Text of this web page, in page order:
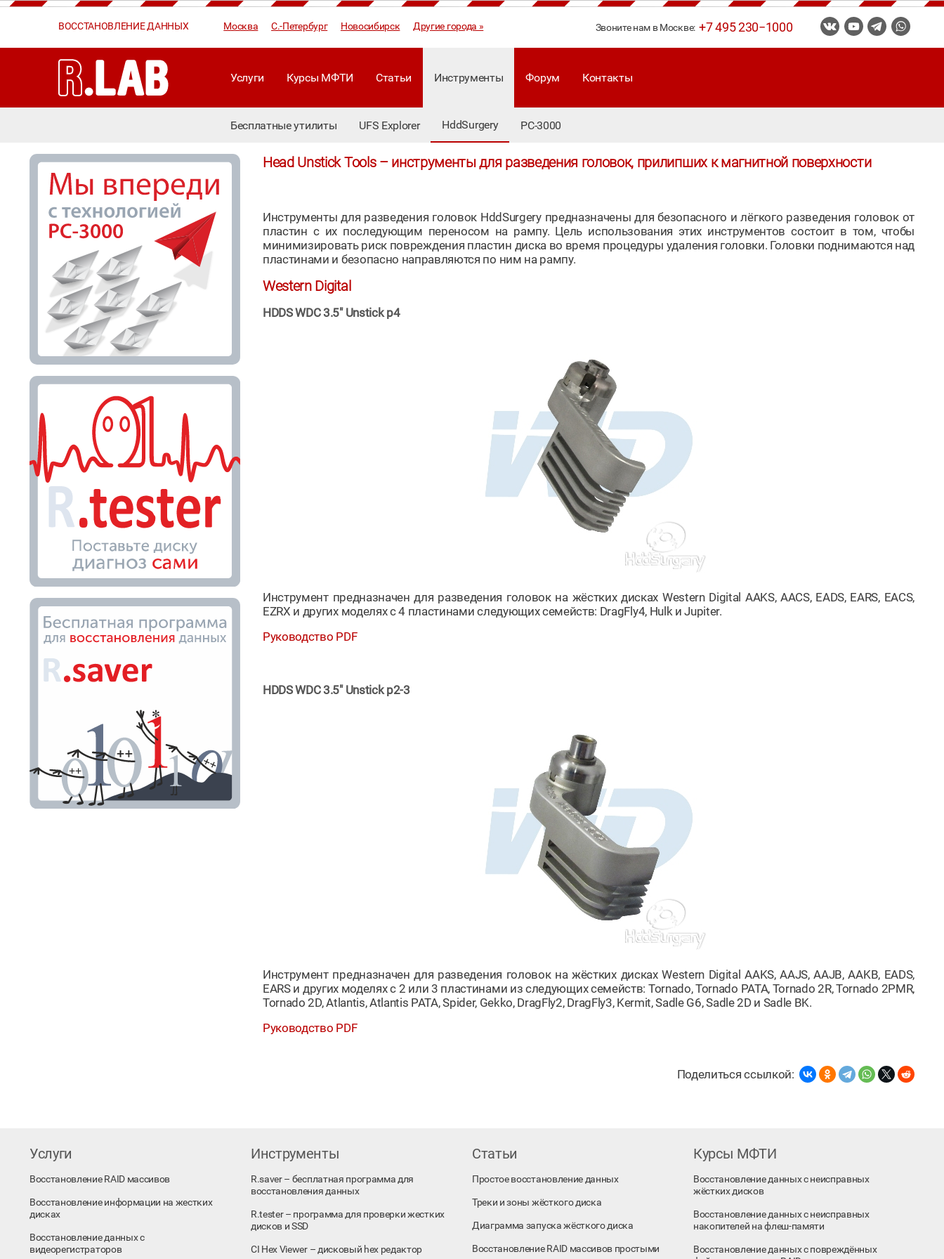
ВОССТАНОВЛЕНИЕ ДАННЫХ Москва С.-Петербург Новосибирск Другие города » Звоните нам в Москве:+7 495 230−1000
Услуги Курсы МФТИ Статьи Инструменты
Бесплатные утилиты UFS Explorer HddSurgery PC-3000
Форум Контакты
Head Unstick Tools – инструменты для разведения головок, прилипших к магнитной поверхности
Инструменты для разведения головок HddSurgery предназначены для безопасного и лёгкого разведения головок от
пластин с их последующим переносом на рампу. Цель использования этих инструментов состоит в том, чтобы
минимизировать риск повреждения пластин диска во время процедуры удаления головки. Головки поднимаются над
пластинами и безопасно направляются по ним на рампу.
Western Digital
HDDS WDC 3.5" Unstick p4
Инструмент предназначен для разведения головок на жёстких дисках Western Digital AAKS, AACS, EADS, EARS, EACS,
EZRX и других моделях с 4 пластинами следующих семейств: DragFly4, Hulk и Jupiter.
Руководство PDF
HDDS WDC 3.5" Unstick p2-3
Инструмент предназначен для разведения головок на жёстких дисках Western Digital AAKS, AAJS, AAJB, AAKB, EADS,
EARS и других моделях с 2 или 3 пластинами из следующих семейств: Tornado, Tornado PATA, Tornado 2R, Tornado 2PMR,
Tornado 2D, Atlantis, Atlantis PATA, Spider, Gekko, DragFly2, DragFly3, Kermit, Sadle G6, Sadle 2D и Sadle BK.
Руководство PDF
Поделиться ссылкой:
Услуги
Восстановление RAID массивов
Восстановление информации на жестких
дисках
Восстановление данных с
видеорегистраторов
Инструменты
R.saver – бесплатная программа для
восстановления данных
R.tester – программа для проверки жестких
дисков и SSD
CI Hex Viewer – дисковый hex редактор
Статьи
Простое восстановление данных
Треки и зоны жёсткого диска
Диаграмма запуска жёсткого диска
Восстановление RAID массивов простыми
Курсы МФТИ
Восстановление данных с неисправных
жёстких дисков
Восстановление данных с неисправных
накопителей на флеш-памяти
Восстановление данных с повреждённых